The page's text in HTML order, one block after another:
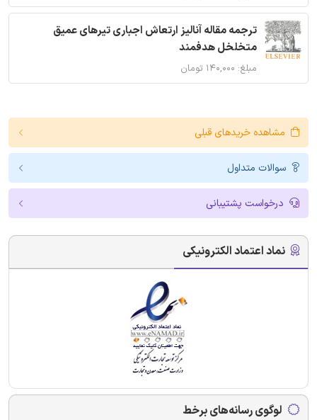
ترجمه مقاله آنالیز ارتعاش اجباری تیرهای عمیق
متخلخل هدفمند
مبلغ: ۱۴۰,۰۰۰ تومان
مشاهده خریدهای قبلی
سوالات متداول
درخواست پشتیبانی
نماد اعتماد الکترونیکی
لوگوی رسانه‌های برخط